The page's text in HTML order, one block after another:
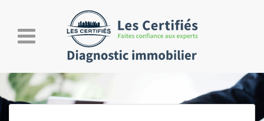
Toggle
navigation